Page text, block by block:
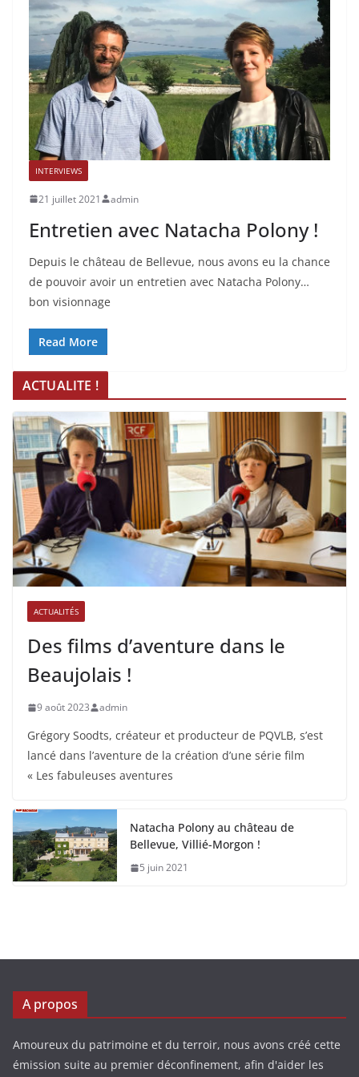
INTERVIEWS
21 juillet 2021 admin
Entretien avec Natacha Polony !
Depuis le château de Bellevue, nous avons eu la chance
de pouvoir avoir un entretien avec Natacha Polony…
bon visionnage
Read More
ACTUALITE !
ACTUALITÉS
Des films d’aventure dans le
Beaujolais !
9 août 2023 admin
Grégory Soodts, créateur et producteur de PQVLB, s’est
lancé dans l’aventure de la création d’une série film
« Les fabuleuses aventures
Natacha Polony au château de
Bellevue, Villié-Morgon !
5 juin 2021
A propos
Amoureux du patrimoine et du terroir, nous avons créé cette
émission suite au premier déconfinement, afin d'aider les